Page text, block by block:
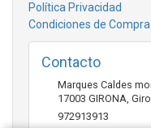
Política Privacidad
Condiciones de Compra
Contacto
Marques Caldes
17003 GIRONA,
972913913